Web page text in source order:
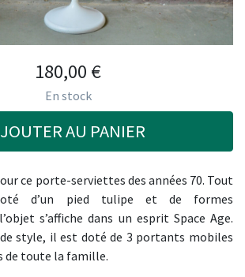
180,00 €
En stock
AU PANIER
ce porte-serviettes des années 70. Tout
d’un pied tulipe et de formes
s’affiche dans un esprit Space Age.
style, il est doté de 3 portants mobiles
de toute la famille.